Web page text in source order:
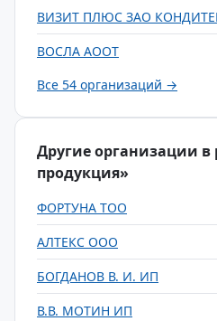
ВИЗИТ ПЛЮС ЗАО
ВОСЛА АООТ
Все 54 организаций →
Другие организации в
продукция»
ФОРТУНА ТОО
АЛТЕКС ООО
БОГДАНОВ В. И. ИП
В.В. МОТИН ИП